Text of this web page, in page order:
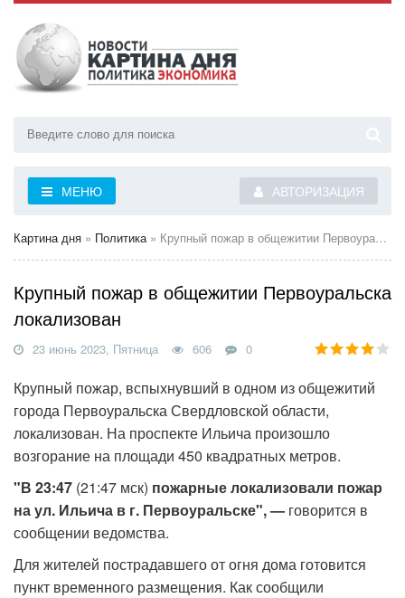
АВТОРИЗАЦИЯ
МЕНЮ
Картина дня » Политика» Крупный пожар в общежитии Первоуральска локализован
Крупный пожар в общежитии Первоуральска
локализован
23 июнь 2023, Пятница 606 0
Крупный пожар, вспыхнувший в одном из общежитий
города Первоуральска Свердловской области,
локализован. На проспекте Ильича произошло
возгорание на площади 450 квадратных метров.
"В 23:47 (21:47 мск) пожарные локализовали пожар
на ул. Ильича в г. Первоуральске", — говорится в
сообщении ведомства.
Для жителей пострадавшего от огня дома готовится
пункт временного размещения. Как сообщили